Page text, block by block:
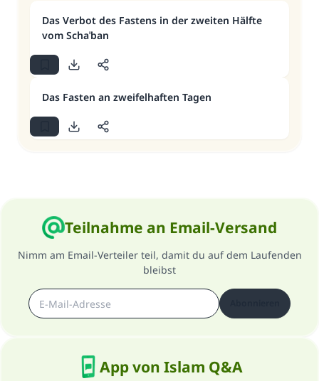
Das Verbot des Fastens in der zweiten Hälfte
vom Schaˈban
Das Fasten an zweifelhaften Tagen
Teilnahme an Email-Versand
Nimm am Email-Verteiler teil, damit du auf dem Laufenden
bleibst
App von Islam Q&A